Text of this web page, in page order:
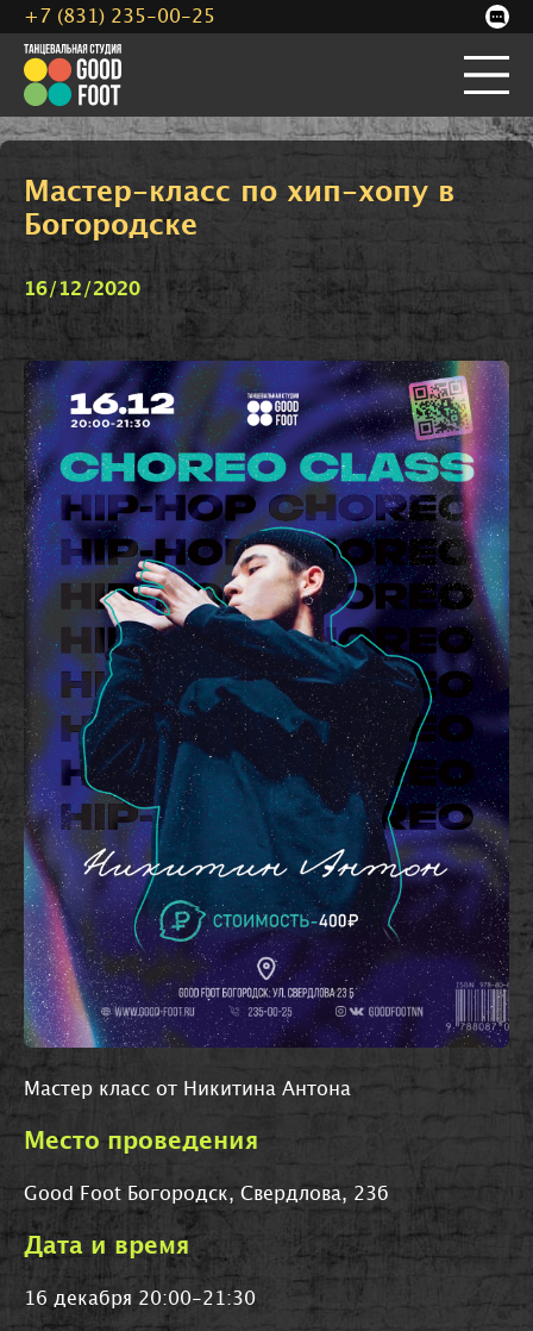
Мастер-класс по хип-хопу в
Богородске
16/12/2020
Мастер класс от Никитина Антона
Место проведения
Good Foot Богородск, Свердлова, 23б
Дата и время
16 декабря 20:00-21:30
+7 (831) 235-00-25